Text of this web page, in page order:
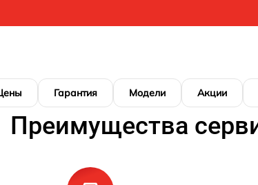
Гарантия Модели Акции
Преимущества